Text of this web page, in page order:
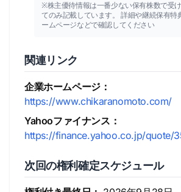
※株主優待情報は一番少ない保有株数で受
てのみ記載しています。 詳細や継続保有特
ームページなどで確認してください
関連リンク
企業ホームページ：
https://www.chikaranomoto.com/
Yahooファイナンス：
https://finance.yahoo.co.jp/quote/
次回の権利確定スケジュール